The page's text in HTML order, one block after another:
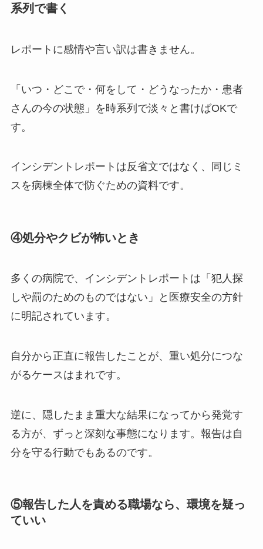
系列で書く
レポートに感情や言い訳は書きません。
「いつ・どこで・何をして・どうなったか・患者
さんの今の状態」を時系列で淡々と書けばOKで
す。
インシデントレポートは反省文ではなく、
同じミ
スを病棟全体で防ぐための資料です。
④処分やクビが怖いとき
多くの病院で、インシデントレポートは「犯人探
しや罰のためのものではない」と医療安全の方針
に明記されています。
自分から正直に報告したことが、重い処分につな
がるケースはまれです。
逆に、隠したまま重大な結果になってから発覚す
る方が、ずっと深刻な事態になります。報告は自
分を守る行動でもあるのです。
⑤報告した人を責める職場なら、環境を疑っ
ていい